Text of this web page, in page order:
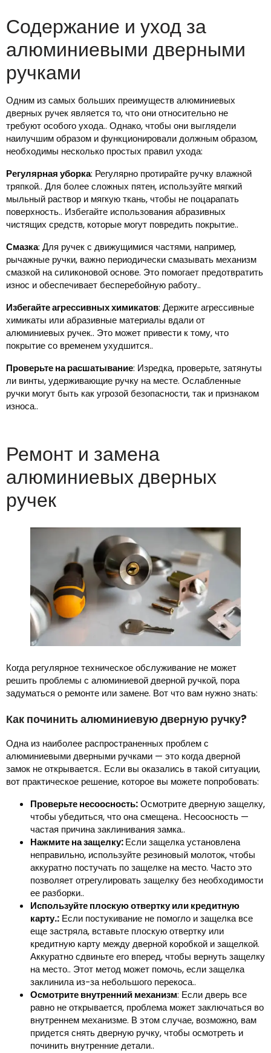
Содержание и уход за
алюминиевыми дверными
ручками
Одним из самых больших преимуществ алюминиевых
дверных ручек является то, что они относительно не
требуют особого ухода.. Однако, чтобы они выглядели
наилучшим образом и функционировали должным образом,
необходимы несколько простых правил ухода:
Регулярная уборка: Регулярно протирайте ручку влажной
тряпкой.. Для более сложных пятен, используйте мягкий
мыльный раствор и мягкую ткань, чтобы не поцарапать
поверхность.. Избегайте использования абразивных
чистящих средств, которые могут повредить покрытие..
Смазка: Для ручек с движущимися частями, например,
рычажные ручки, важно периодически смазывать механизм
смазкой на силиконовой основе. Это помогает предотвратить
износ и обеспечивает бесперебойную работу..
Избегайте агрессивных химикатов: Держите агрессивные
химикаты или абразивные материалы вдали от
алюминиевых ручек.. Это может привести к тому, что
покрытие со временем ухудшится..
Проверьте на расшатывание: Изредка, проверьте, затянуты
ли винты, удерживающие ручку на месте. Ослабленные
ручки могут быть как угрозой безопасности, так и признаком
износа..
Ремонт и замена
алюминиевых дверных
ручек
Когда регулярное техническое обслуживание не может
решить проблемы с алюминиевой дверной ручкой, пора
задуматься о ремонте или замене. Вот что вам нужно знать:
Как починить алюминиевую дверную ручку?
Одна из наиболее распространенных проблем с
алюминиевыми дверными ручками — это когда дверной
замок не открывается.. Если вы оказались в такой ситуации,
вот практическое решение, которое вы можете попробовать:
Проверьте несоосность:Осмотрите дверную защелку,
чтобы убедиться, что она смещена.. Несоосность —
частая причина заклинивания замка..
Нажмите на защелку:Если защелка установлена ​​
неправильно, используйте резиновый молоток, чтобы
аккуратно постучать по защелке на место. Часто это
позволяет отрегулировать защелку без необходимости
ее разборки..
Используйте плоскую отвертку или кредитную
карту.: Если постукивание не помогло и защелка все
еще застряла, вставьте плоскую отвертку или
кредитную карту между дверной коробкой и защелкой.
Аккуратно сдвиньте его вперед, чтобы вернуть защелку
на место.. Этот метод может помочь, если защелка
заклинила из-за небольшого перекоса..
Осмотрите внутренний механизм: Если дверь все
равно не открывается, проблема может заключаться во
внутреннем механизме. В этом случае, возможно, вам
придется снять дверную ручку, чтобы осмотреть и
починить внутренние детали..